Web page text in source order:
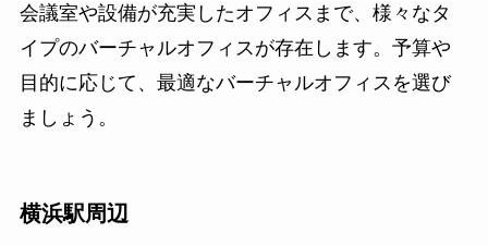
会議室や設備が充実したオフィスまで、様々なタ
イプのバーチャルオフィスが存在します。予算や
目的に応じて、最適なバーチャルオフィスを選び
ましょう。
横浜駅周辺